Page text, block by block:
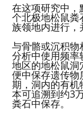
在这项研究中
个北极地松鼠粪
族领地内进行，
与骨骼或沉积
分析中使用频率
地区的地松鼠
便中保存遗传
期，洞内的有
本可追溯到约3
粪石中保存。